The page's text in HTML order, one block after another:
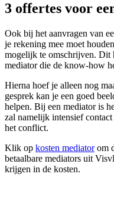
3 offertes voor
Ook bij het aanvragen van
je rekening mee moet
mogelijk te omschrijven. Dit
mediator die de know-how
Hierna hoef je alleen nog
gesprek kan je een goed
helpen. Bij een mediator is
zal namelijk intensief
het conflict.
Klik op kosten mediatorom
betaalbare mediators uit
krijgen in de kosten.